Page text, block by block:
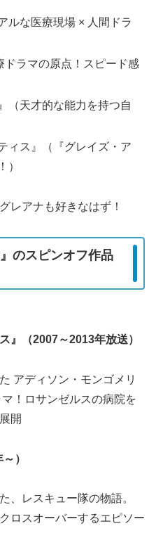
ルな医療現場 × 人間ドラ
ドラマの原点！スピード感
（天才的な能力を持つ自
ィス』（『グレイズ・ア
）
レアナも好きなはず！
のスピンオフ作品
』（2007～2013年放送）
アディソン・モンゴメリ
！ロサンゼルスの病院を
開
）
、レスキュー隊の物語。
ロスオーバーするエピソー